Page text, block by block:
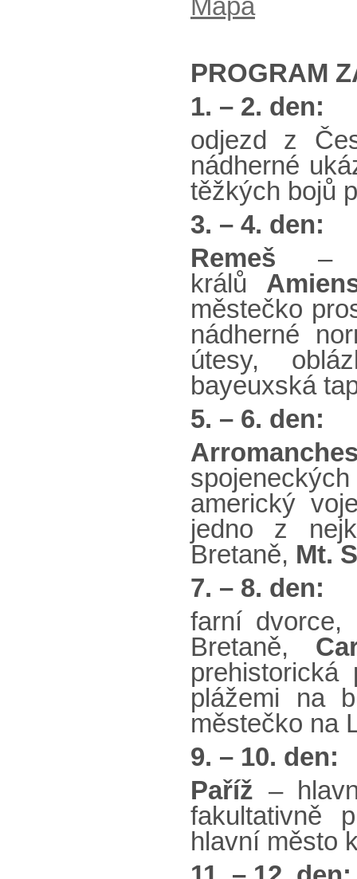
PROGRAM
1. – 2. den:
odjezd z
nádherné
těžkých bojů
3. – 4. den:
Remeš –
králů
městečko
nádherné
útesy,
bayeuxská
5. – 6. den:
americký
jedno z
Bretaně, Mt.
7. – 8. den:
farní dvorce,
Bretaně,
plážemi na
městečko na
9. – 10. den:
Paříž –
fakultativně
hlavní město